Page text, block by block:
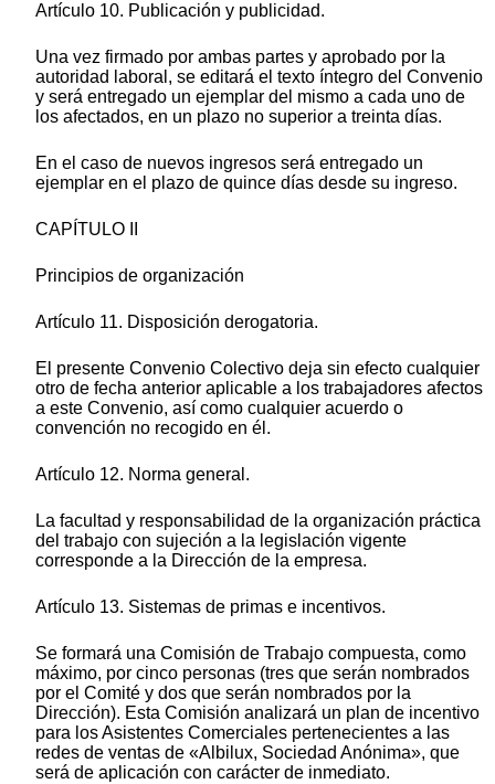
Artículo 10. Publicación y publicidad.
Una vez firmado por ambas partes y aprobado por la
autoridad laboral, se editará el texto íntegro del Convenio
y será entregado un ejemplar del mismo a cada uno de
los afectados, en un plazo no superior a treinta días.
En el caso de nuevos ingresos será entregado un
ejemplar en el plazo de quince días desde su ingreso.
CAPÍTULO II
Principios de organización
Artículo 11. Disposición derogatoria.
El presente Convenio Colectivo deja sin efecto cualquier
otro de fecha anterior aplicable a los trabajadores afectos
a este Convenio, así como cualquier acuerdo o
convención no recogido en él.
Artículo 12. Norma general.
La facultad y responsabilidad de la organización práctica
del trabajo con sujeción a la legislación vigente
corresponde a la Dirección de la empresa.
Artículo 13. Sistemas de primas e incentivos.
Se formará una Comisión de Trabajo compuesta, como
máximo, por cinco personas (tres que serán nombrados
por el Comité y dos que serán nombrados por la
Dirección). Esta Comisión analizará un plan de incentivo
para los Asistentes Comerciales pertenecientes a las
redes de ventas de «Albilux, Sociedad Anónima», que
será de aplicación con carácter de inmediato.